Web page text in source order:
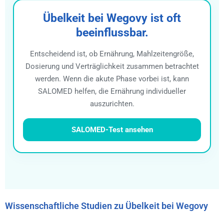
Übelkeit bei Wegovy ist oft
beeinflussbar.
Entscheidend ist, ob Ernährung, Mahlzeitengröße,
Dosierung und Verträglichkeit zusammen betrachtet
werden. Wenn die akute Phase vorbei ist, kann
SALOMED helfen, die Ernährung individueller
auszurichten.
SALOMED-Test ansehen
Wissenschaftliche Studien zu Übelkeit bei Wegovy